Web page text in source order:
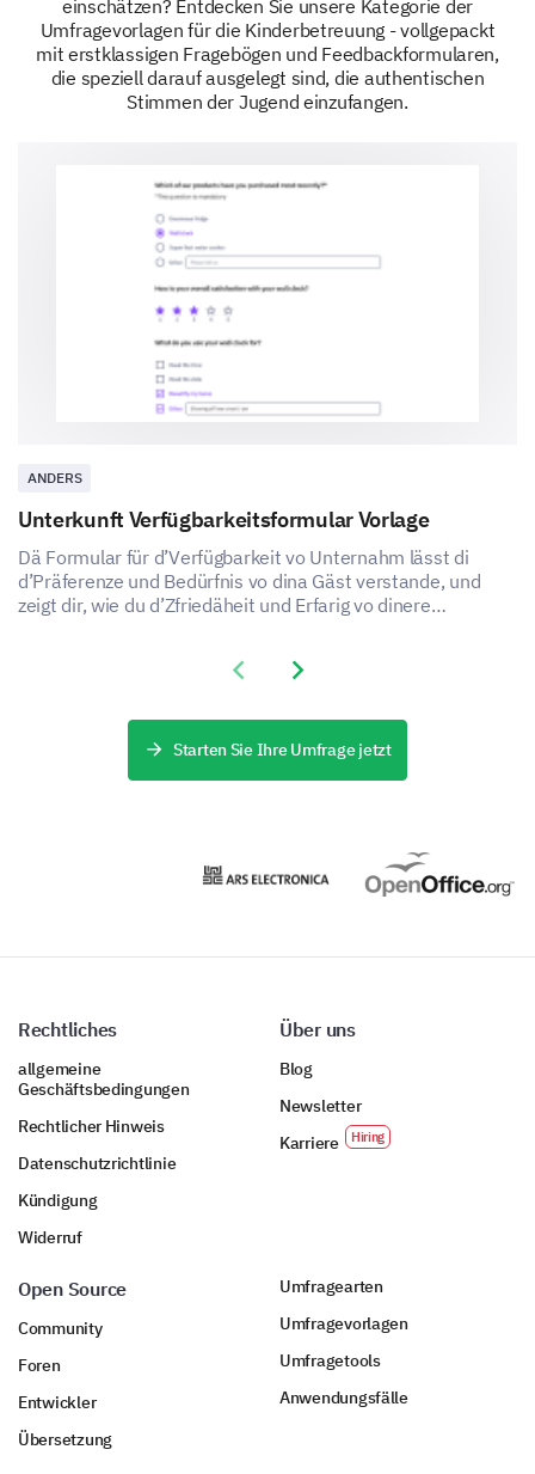
einschätzen? Entdecken Sie unsere Kategorie der
Umfragevorlagen für die Kinderbetreuung - vollgepackt
mit erstklassigen Fragebögen und Feedbackformularen,
die speziell darauf ausgelegt sind, die authentischen
Stimmen der Jugend einzufangen.
ANDERS
Unterkunft Verfügbarkeitsformular Vorlage
Dä Formular für d’Verfügbarkeit vo Unternahm lässt di
d’Präferenze und Bedürfnis vo dina Gäst verstande, und
zeigt dir, wie du d’Zfriedäheit und Erfarig vo dinere
Previous slide
Next slide
Starten Sie Ihre Umfrage jetzt
Rechtliches
allgemeine
Geschäftsbedingungen
Rechtlicher Hinweis
Datenschutzrichtlinie
Kündigung
Widerruf
Über uns
Blog
Newsletter
Karriere
Open Source
Community
Foren
Entwickler
Übersetzung
Umfragearten
Umfragevorlagen
Umfragetools
Anwendungsfälle